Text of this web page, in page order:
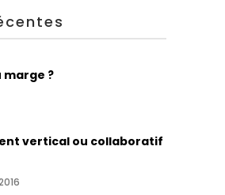
marge ?
vertical ou collaboratif